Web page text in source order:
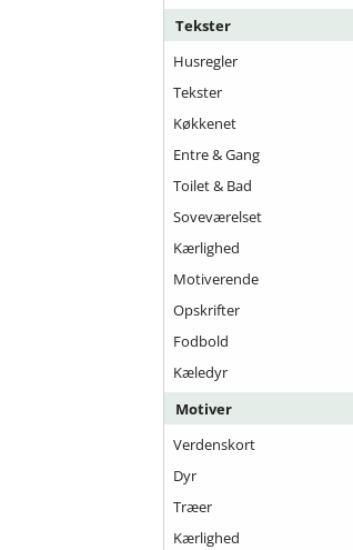
Tekster
Husregler
Tekster
Køkkenet
Entre & Gang
Toilet & Bad
Soveværelset
Kærlighed
Motiverende
Opskrifter
Fodbold
Kæledyr
Motiver
Verdenskort
Dyr
Træer
Kærlighed